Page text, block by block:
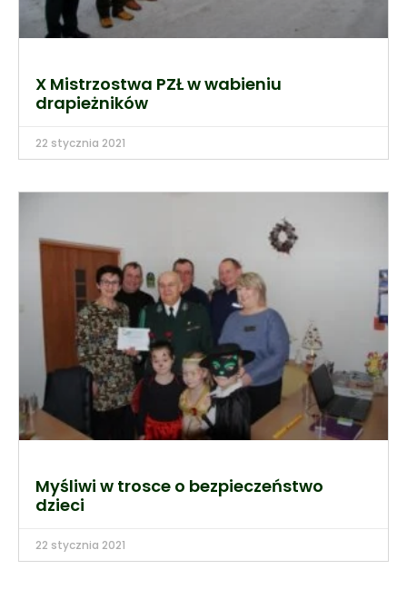
X Mistrzostwa PZŁ w wabieniu
drapieżników
22 stycznia 2021
Myśliwi w trosce o bezpieczeństwo
dzieci
22 stycznia 2021